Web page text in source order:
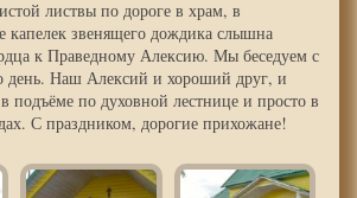
листвы по дороге в храм, в
капелек звенящего дождика слышна
к Праведному Алексию. Мы беседуем с
день. Наш Алексий и хороший друг, и
по духовной лестнице и просто в
С праздником, дорогие прихожане!